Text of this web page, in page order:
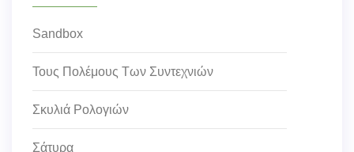
Sandbox
Τους Πολέμους Των Συντεχνιών
Σκυλιά Ρολογιών
Σάτυρα